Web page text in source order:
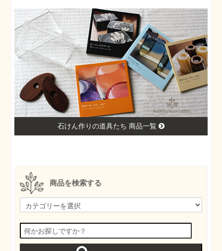
石けん作りの道具たち 商品一覧
商品を検索する